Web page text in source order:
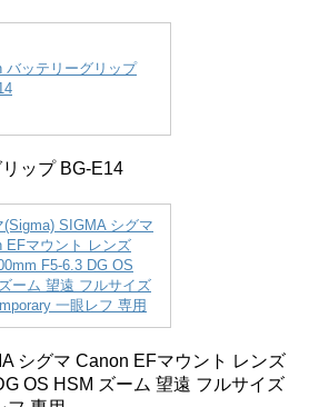
バッテリーグリップ
ップ BG-E14
(Sigma) SIGMA シグマ
EFマウント レンズ
F5-6.3 DG OS
ーム 望遠 フルサイズ
一眼レフ 専用
シグマ Canon EFマウント レンズ
OS HSM ズーム 望遠 フルサイズ